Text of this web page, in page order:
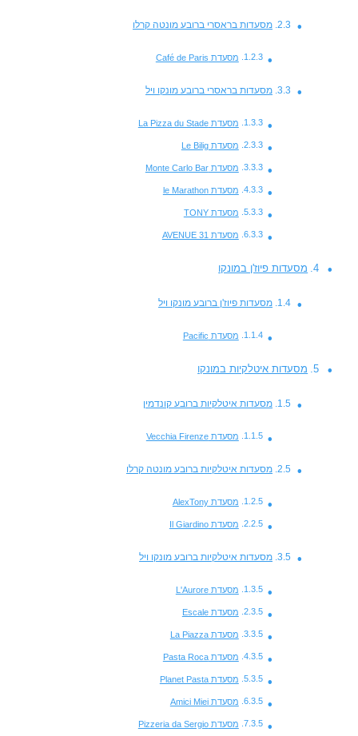
מסעדות בראסרי ברובע מונטה קרלו
מסעדת Café de Paris
מסעדות בראסרי ברובע מונקו ויל
מסעדת La Pizza du Stade
מסעדת Le Bilig
מסעדת Monte Carlo Bar
מסעדת le Marathon
מסעדת TONY
מסעדת AVENUE 31
מסעדות פיוז'ן במונקו
מסעדות פיוז'ן ברובע מונקו ויל
מסעדת Pacific
מסעדות איטלקיות במונקו
מסעדות איטלקיות ברובע קונדמין
מסעדת Vecchia Firenze
מסעדות איטלקיות ברובע מונטה קרלו
מסעדת AlexTony
מסעדת Il Giardino
מסעדות איטלקיות ברובע מונקו ויל
מסעדת L'Aurore
מסעדת Escale
מסעדת La Piazza
מסעדת Pasta Roca
מסעדת Planet Pasta
מסעדת Amici Miei
מסעדת Pizzeria da Sergio